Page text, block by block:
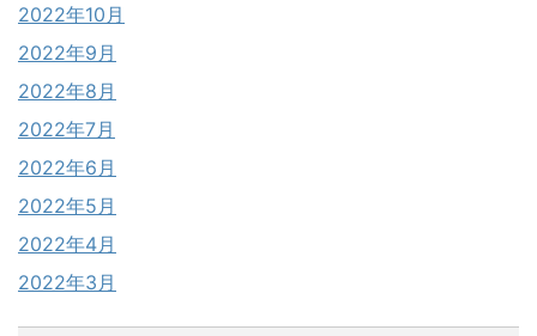
2022年10月
2022年9月
2022年8月
2022年7月
2022年6月
2022年5月
2022年4月
2022年3月